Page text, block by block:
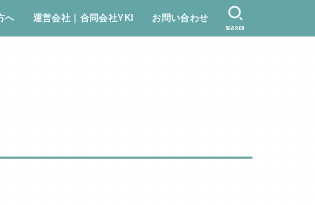
へ 運営会社｜合同会社YKI お問い合わせ
SEARCH